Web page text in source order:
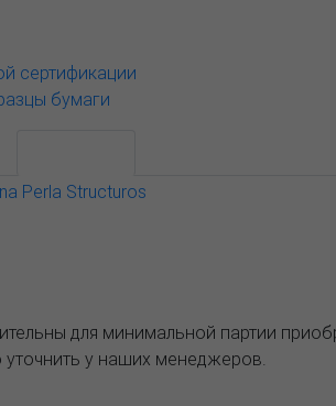
сертификации
бумаги
для минимальной партии
у наших менеджеров.